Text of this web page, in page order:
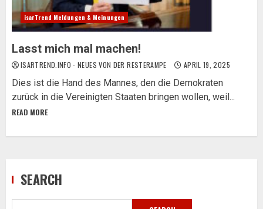
isarTrend Meldungen & Meinungen
Lasst mich mal machen!
ISARTREND.INFO - NEUES VON DER RESTERAMPE APRIL 19, 2025
Dies ist die Hand des Mannes, den die Demokraten
zurück in die Vereinigten Staaten bringen wollen, weil...
READ MORE
SEARCH